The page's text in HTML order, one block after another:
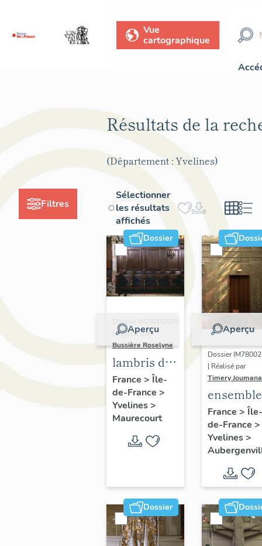
Vue
cartographique
Filtres
Résultats de la
(Département : Yvelines)
Sélectionner
les résultats
affichés
Dossier
Aperçu
Dossier IM78002599
| Réalisé par
Bussière Roselyne
lambris de
demi-
revêtement,
ensemble
stalles
France > Île-
de-France >
Yvelines>
Maurecourt
Aperçu
Dossier
| Réalisé par
Timery Joumana
ensemble
de
peintures
France > Île-
de-France >
Yvelines>
Dossier